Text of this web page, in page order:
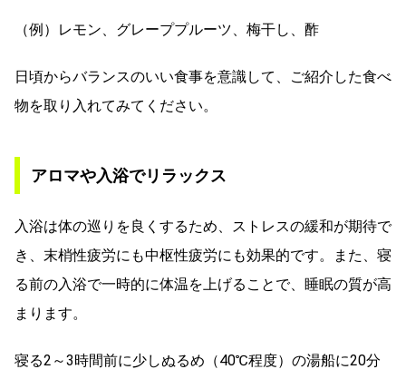
（例）レモン、グレーププルーツ、梅干し、酢
日頃からバランスのいい食事を意識して、ご紹介した食べ
物を取り入れてみてください。
アロマや入浴でリラックス
入浴は体の巡りを良くするため、ストレスの緩和が期待で
き、末梢性疲労にも中枢性疲労にも効果的です。また、寝
る前の入浴で一時的に体温を上げることで、睡眠の質が高
まります。
寝る2～3時間前に少しぬるめ（40℃程度）の湯船に20分